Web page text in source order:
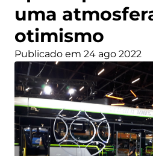
uma
otimismo
Publicado em 24 ago 2022